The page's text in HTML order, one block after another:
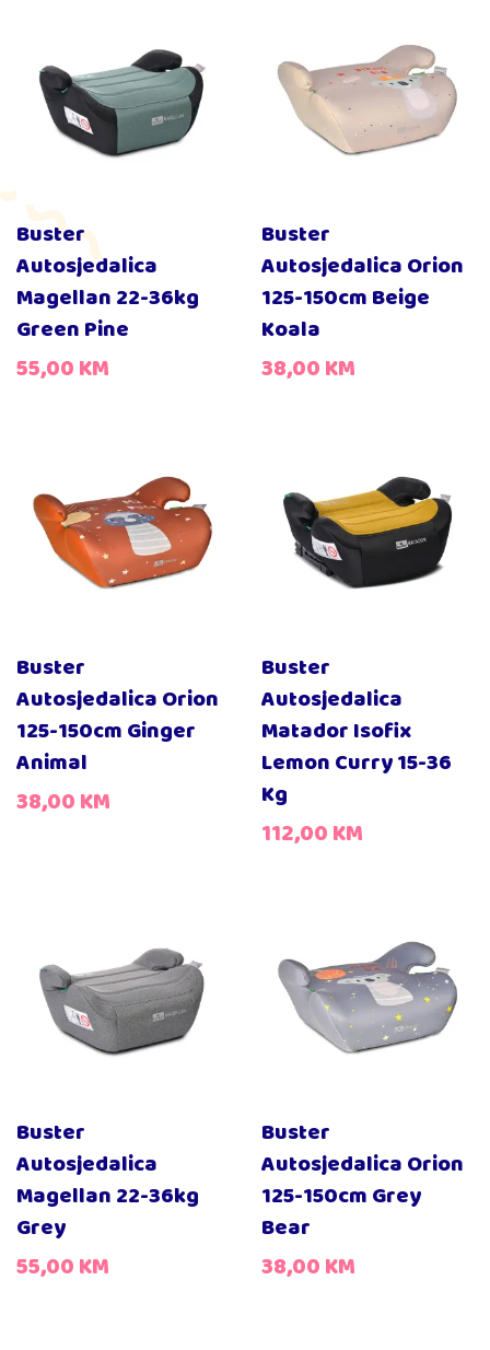
Buster
Autosjedalica
Magellan 22-36kg
Green Pine
55,00KM
Buster
Autosjedalica Orion
125-150cm Beige
Koala
38,00KM
Buster
Autosjedalica Orion
125-150cm Ginger
Animal
38,00KM
Buster
Autosjedalica
Matador Isofix
Lemon Curry 15-36
Kg
112,00KM
Buster
Autosjedalica
Magellan 22-36kg
Grey
55,00KM
Buster
Autosjedalica Orion
125-150cm Grey
Bear
38,00KM